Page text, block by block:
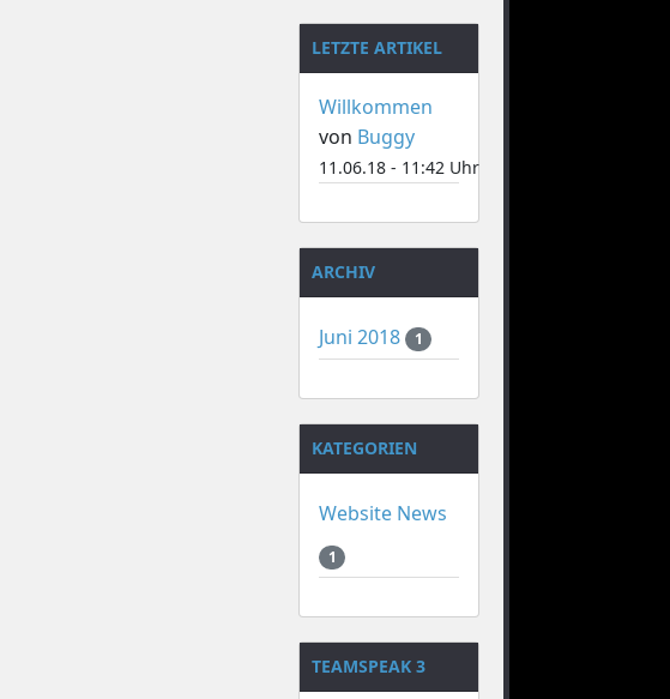
LETZTE ARTIKEL
Willkommen
von Buggy
11.06.18 - 11:42 Uhr
ARCHIV
Juni 2018 1
KATEGORIEN
Website News
1
TEAMSPEAK 3